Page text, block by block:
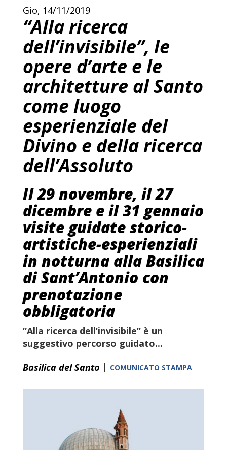
Gio, 14/11/2019
“Alla ricerca
dell’invisibile”, le
opere d’arte e le
architetture al Santo
come luogo
esperienziale del
Divino e della ricerca
dell’Assoluto
Il 29 novembre, il 27
dicembre e il 31 gennaio
visite guidate storico-
artistiche-esperienziali
in notturna alla Basilica
di Sant’Antonio con
prenotazione
obbligatoria
“Alla ricerca dell’invisibile” è un
suggestivo percorso guidato...
Basilica del Santo | COMUNICATO STAMPA